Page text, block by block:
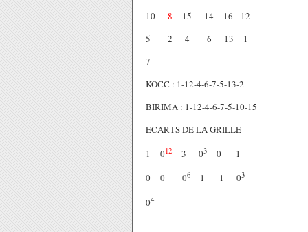
10 8 15 14 16 12
5 2 4 6 13 1
7
KOCC : 1-12-4-6-7-5-13-2
BIRIMA : 1-12-4-6-7-5-10-15
ECARTS DE LA GRILLE
1 012 3 03
0 1
0 0 06 1 1 03
04